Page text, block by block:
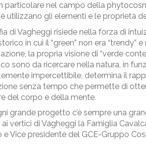
particolare nel campo della
utilizzano gli elementi e le proprietà
di Vagheggi risiede nella forza di
in cui il “green” non era “trendy”
la propria visione di “verde
sono da ricercare nella natura, in
impercettibile, determina il
senza tempo che permette di
del corpo e della mente.
grande progetto c’è sempre una
vertici di Vagheggi la Famiglia
e Vice presidente del GCE-Gruppo